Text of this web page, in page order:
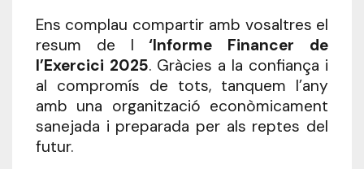
Ens complau compartir amb vosaltres el
resum de l‘Informe Financer de
l’Exercici 2025. Gràcies a la confiança i
al compromís de tots, tanquem l’any
amb una organització econòmicament
sanejada i preparada per als reptes del
futur.